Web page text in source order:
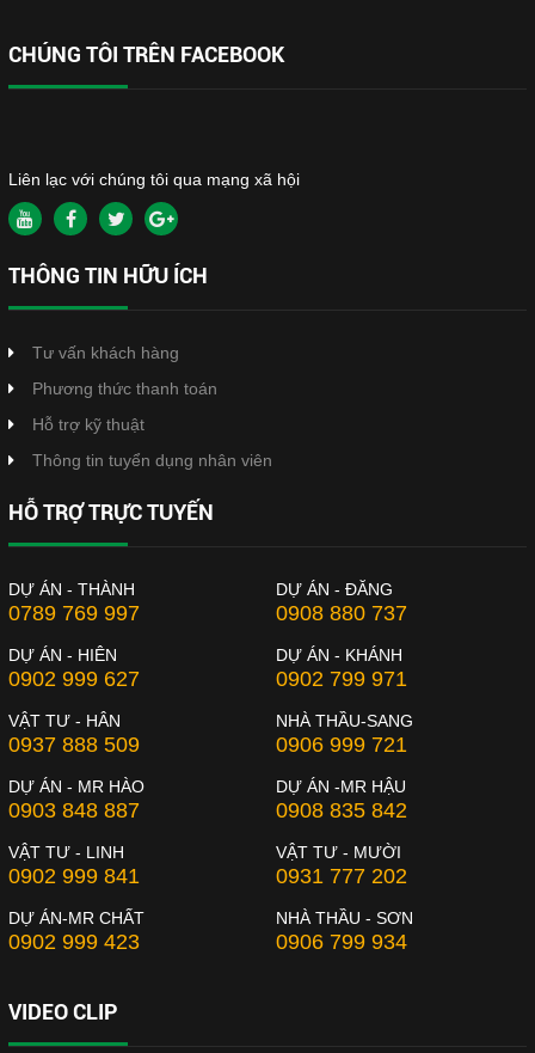
CHÚNG TÔI TRÊN FACEBOOK
Liên lạc với chúng tôi qua mạng xã hội
THÔNG TIN HỮU ÍCH
Tư vấn khách hàng
Phương thức thanh toán
Hỗ trợ kỹ thuật
Thông tin tuyển dụng nhân viên
HỖ TRỢ TRỰC TUYẾN
DỰ ÁN - THÀNH
0789 769 997
DỰ ÁN - ĐĂNG
0908 880 737
DỰ ÁN - HIÊN
0902 999 627
DỰ ÁN - KHÁNH
0902 799 971
VẬT TƯ - HÂN
0937 888 509
NHÀ THẦU-SANG
0906 999 721
DỰ ÁN - MR HÀO
0903 848 887
DỰ ÁN -MR HẬU
0908 835 842
VẬT TƯ - LINH
0902 999 841
VẬT TƯ - MƯỜI
0931 777 202
DỰ ÁN-MR CHẤT
0902 999 423
NHÀ THẦU - SƠN
0906 799 934
VIDEO CLIP